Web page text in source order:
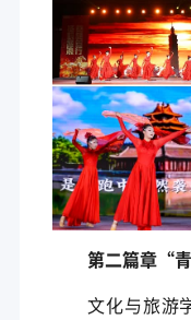
第二篇章“
文化与旅游